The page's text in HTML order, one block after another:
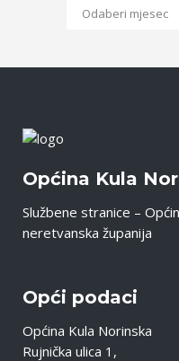
Općina Kula
Službene stranice –
neretvanska županija
Opći podaci
Općina Kula Norinska
Rujnička ulica 1,